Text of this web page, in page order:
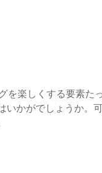
楽しくする要素た
いかがでしょうか。